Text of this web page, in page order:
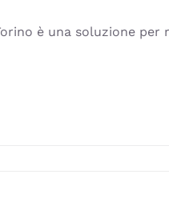
è una soluzione per